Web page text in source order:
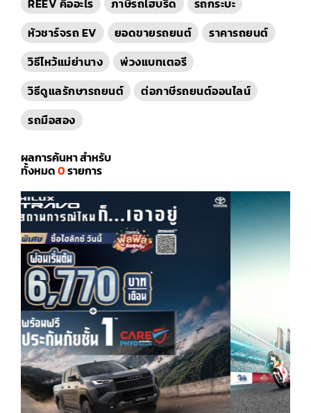
REEV คืออะไร
ภาษีรถไฮบริด
รถกระบะ
หัวชาร์จรถ EV
ยอดขายรถยนต์
ราคารถยนต์
วิธีไหว้แม่ย่านาง
พ่วงแบทเตอรี
วิธีดูแลรักษารถยนต์
ต่อภาษีรถยนต์ออนไลน์
รถมือสอง
ผลการค้นหา สำหรับ
ทั้งหมด0รายการ